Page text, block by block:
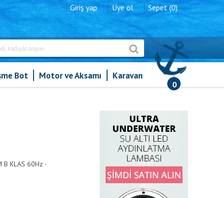
Giriş yap Üye ol Sepet (0)
0
Bot Motor ve Aksamı Karavan
KLAS 60Hz ·